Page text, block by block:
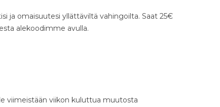
ja omaisuutesi yllättäviltä vahingoilta. Saat 25€
alekoodimme avulla.
viimeistään viikon kuluttua muutosta